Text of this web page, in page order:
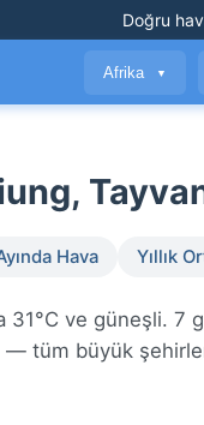
Doğru
Afrika ▼
Hava Yıllık
31°C ve güneşli.
— tüm büyük